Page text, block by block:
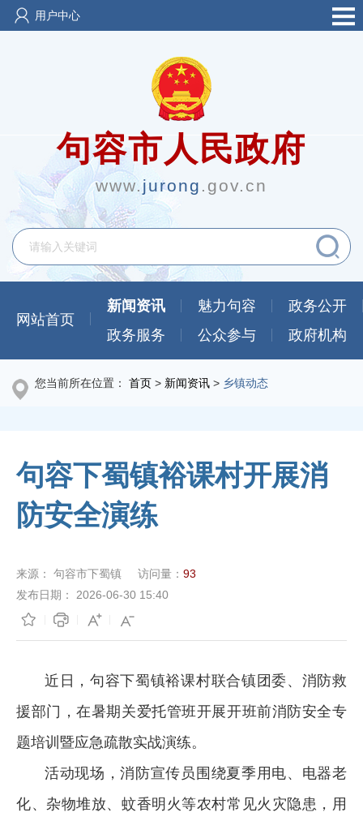
用户中心
句容市人民政府
www.jurong .gov.cn
网站首页
新闻资讯 魅力句容
政务公开
政务服务
公众参与 政府机构
您当前所在位置： 首页 > 新闻资讯 > 乡镇动态
句容下蜀镇裕课村开展消
防安全演练
来源： 句容市下蜀镇 访问量： 93
发布日期：
2026-06-30 15:40
近日，句容下蜀镇裕课村联合镇团委、消防救
援部门，在暑期关爱托管班开展开班前消防安全专
题培训暨应急疏散实战演练。
活动现场，消防宣传员围绕夏季用电、电器老
化、杂物堆放、蚊香明火等农村常见火灾隐患，用